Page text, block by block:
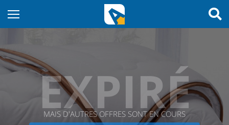
EXPIRÉ
MAIS D'AUTRES OFFRES SONT EN COURS